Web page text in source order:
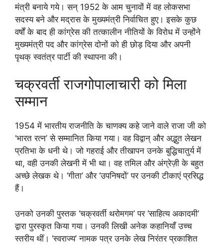
मंत्री बनाये गये। सन् 1952 के आम चुनावों में वह लोकसभा
सदस्य बने और मद्रास के मुख्यमंत्री निर्वाचित हुए। इसके कुछ
वर्षों के बाद ही कांग्रेस की तत्कालीन नीतियों के विरोध में उन्होंने
मुख्यमंत्री पद और कांग्रेस दोनों को ही छोड़ दिया और अपनी
पृथक् स्वतंत्र पार्टी की स्थापना की।
चक्रवर्ती राजगोपालाचारी को मिला
सम्मान
1954 में भारतीय राजनीति के चाणक्य कहे जाने वाले राजा जी को
‘भारत रत्न’ से सम्मानित किया गया। वह विद्वान् और अद्भुत लेखन
प्रतिभा के धनी थे। जो गहराई और तीखापन उनके बुद्धिचातुर्य में
था, वही उनकी लेखनी में भी था। वह तमिल और अंग्रेज़ी के बहुत
अच्छे लेखक थे। ‘गीता’ और ‘उपनिषदों’ पर उनकी टीकाएं प्रसिद्ध
हैं।
उनको उनकी पुस्तक ‘चक्रवर्ती थरोमगम’ पर ‘साहित्य अकादमी’
द्वारा पुरस्कृत किया गया। उनकी लिखी अनेक कहानियाँ उच्च
स्तरीय थीं। ‘स्वराज्य’ नामक पत्र उनके लेख निरंतर प्रकाशित